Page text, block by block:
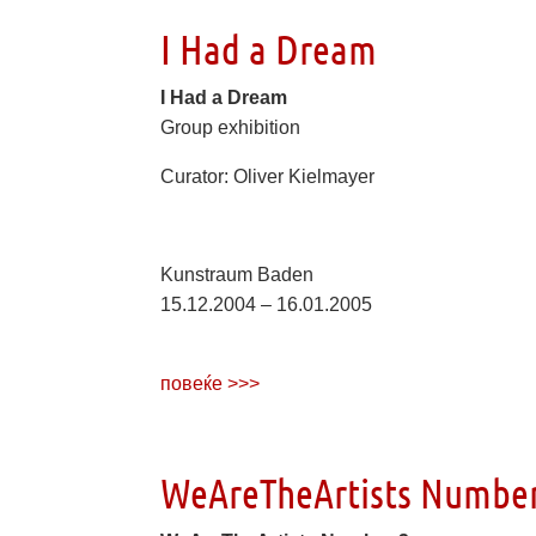
I Had a Dream
I Had a Dream
Group exhibition
Curator: Oliver Kielmayer
Kunstraum Baden
15.12.2004 – 16.01.2005
повеќе >>>
WeAreTheArtists